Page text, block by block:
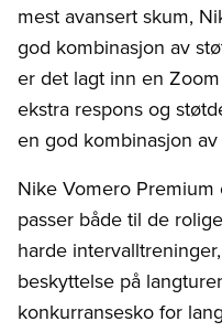
mest avansert skum,
god kombinasjon av
er det lagt inn en
ekstra respons og
en god kombinasjon
Nike Vomero
passer både til de
harde
beskyttelse på
konkurransesko for